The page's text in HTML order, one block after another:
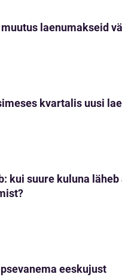
laenumakseid
kvartalis uusi
kui suure kuluna
eeskujust